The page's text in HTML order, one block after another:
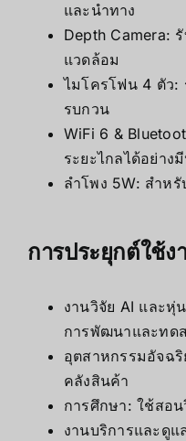
และนำทาง
Depth Camera:
แวดล้อม
ไมโครโฟน 4 ตัว:
รบกวน
WiFi 6 &
ระยะไกลได้อย่าง
ลำโพง 5W: สำหรั
การประยุกต์ใช้ง
งานวิจัย AI และหุ่
การพัฒนาและทด
อุตสาหกรรมอัจฉ
คลังสินค้า
การศึกษา: ใช้สอ
งานบริการและดูแ